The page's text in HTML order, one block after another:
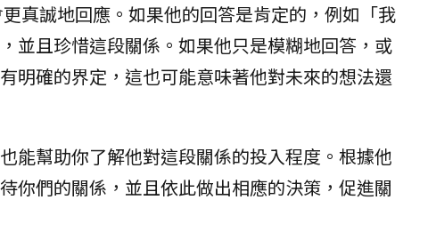
更真誠地回應。如果他的回答是肯定的，例如「我
並且珍惜這段關係。如果他只是模糊地回答，或
明確的界定，這也可能意味著他對未來的想法還
能幫助你了解他對這段關係的投入程度。根據他
你們的關係，並且依此做出相應的決策，促進關